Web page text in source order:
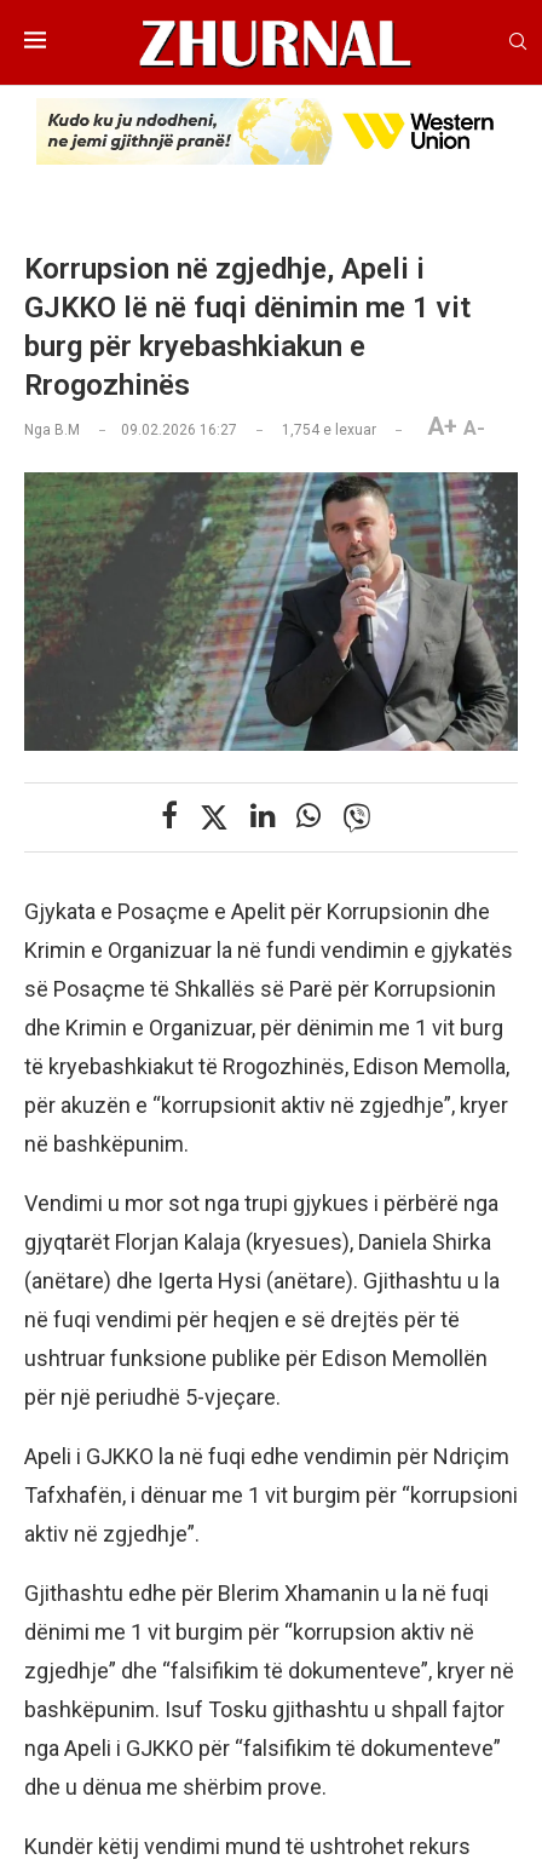
Korrupsion në zgjedhje, Apeli i
GJKKO lë në fuqi dënimin me 1 vit
burg për kryebashkiakun e
Rrogozhinës
Nga B.M 09.02.2026 16:27 1,754 e lexuar A+ A-
Gjykata e Posaçme e Apelit për Korrupsionin dhe
Krimin e Organizuar la në fundi vendimin e gjykatës
së Posaçme të Shkallës së Parë për Korrupsionin
dhe Krimin e Organizuar, për dënimin me 1 vit burg
të kryebashkiakut të Rrogozhinës, Edison Memolla,
për akuzën e “korrupsionit aktiv në zgjedhje”, kryer
në bashkëpunim.
Vendimi u mor sot nga trupi gjykues i përbërë nga
gjyqtarët Florjan Kalaja (kryesues), Daniela Shirka
(anëtare) dhe Igerta Hysi (anëtare). Gjithashtu u la
në fuqi vendimi për heqjen e së drejtës për të
ushtruar funksione publike për Edison Memollën
për një periudhë 5-vjeçare.
Apeli i GJKKO la në fuqi edhe vendimin për Ndriçim
Tafxhafën, i dënuar me 1 vit burgim për “korrupsioni
aktiv në zgjedhje”.
Gjithashtu edhe për Blerim Xhamanin u la në fuqi
dënimi me 1 vit burgim për “korrupsion aktiv në
zgjedhje” dhe “falsifikim të dokumenteve”, kryer në
bashkëpunim. Isuf Tosku gjithashtu u shpall fajtor
nga Apeli i GJKKO për “falsifikim të dokumenteve”
dhe u dënua me shërbim prove.
Kundër këtij vendimi mund të ushtrohet rekurs